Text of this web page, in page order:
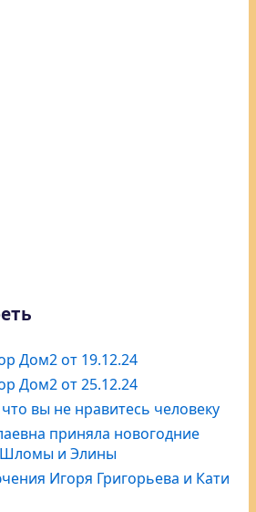
Дом2 от 19.12.24
Дом2 от 25.12.24
вы не нравитесь человеку
приняла новогодние
Шломы и Элины
Игоря Григорьева и Кати